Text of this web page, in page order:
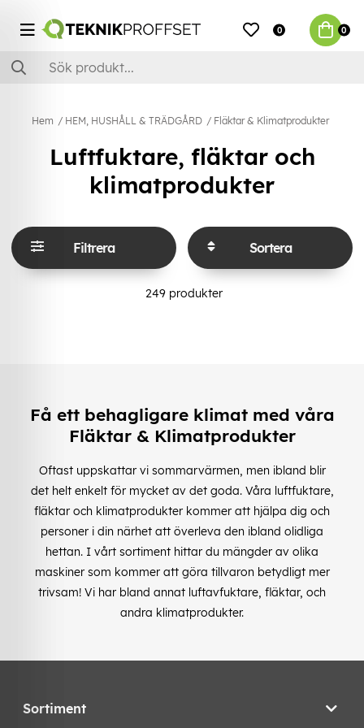
0 0
Hem HEM, HUSHÅLL & TRÄDGÅRD Fläktar & Klimatprodukter
Luftfuktare, fläktar och
klimatprodukter
Filtrera Sortera
249produkter
Få ett behagligare klimat med våra
Fläktar & Klimatprodukter
Oftast uppskattar vi sommarvärmen, men ibland blir
det helt enkelt för mycket av det goda. Våra luftfuktare,
fläktar och klimatprodukter kommer att hjälpa dig och
personer i din närhet att överleva den ibland olidliga
hettan. I vårt sortiment hittar du mängder av olika
maskiner som kommer att göra tillvaron betydligt mer
trivsam! Vi har bland annat luftavfuktare, fläktar, och
andra klimatprodukter.
Sortiment